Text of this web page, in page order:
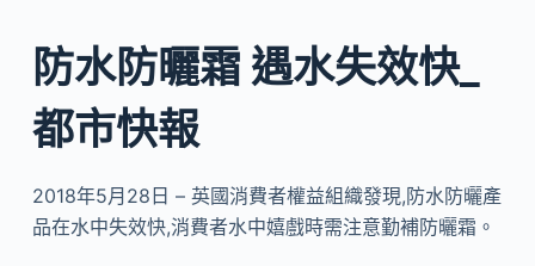
防水防曬霜 遇水失效快_
都市快報
2018年5月28日 – 英國消費者權益組織發現,防水防曬產
品在水中失效快,消費者水中嬉戲時需注意勤補防曬霜。